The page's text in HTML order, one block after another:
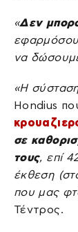
«Δεν
να
«Η
Hondius
σε
τους, επί
έκθεση
που μας
Τέντρος.